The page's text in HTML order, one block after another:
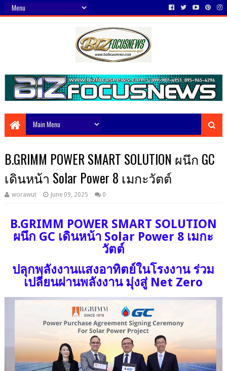
B.GRIMM POWER SMART SOLUTION ผนึก GC
เดินหน้า Solar Power 8 เมกะวัตต์
worawut June 09, 2025 0
B.GRIMM POWER SMART SOLUTION
ผนึก GC เดินหน้า Solar Power 8 เมกะ
วัตต์
ปลุกพลังงานแสงอาทิตย์ในโรงงาน ร่วม
เปลี่ยนผ่านพลังงาน มุ่งสู่ Net Zero